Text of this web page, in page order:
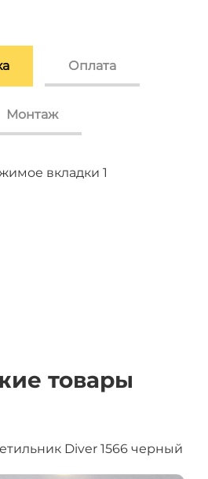
Оплата
Монтаж
вкладки 1
вкладки 2
вкладки 3
товары
Diver 1566 черный